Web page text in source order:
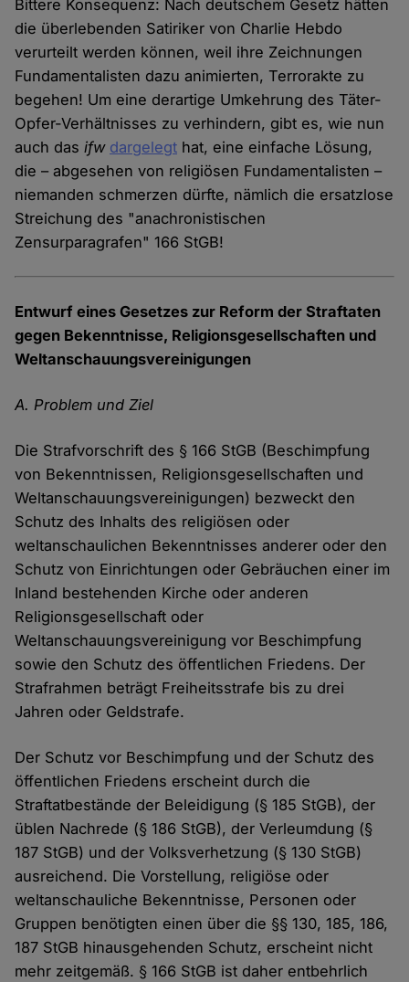
Bittere Konsequenz: Nach deutschem Gesetz hätten
die überlebenden Satiriker von Charlie Hebdo
verurteilt werden können, weil ihre Zeichnungen
Fundamentalisten dazu animierten, Terrorakte zu
begehen! Um eine derartige Umkehrung des Täter-
Opfer-Verhältnisses zu verhindern, gibt es, wie nun
auch dasifw dargelegt hat, eine einfache Lösung,
die – abgesehen von religiösen Fundamentalisten –
niemanden schmerzen dürfte, nämlich die ersatzlose
Streichung des "anachronistischen
Zensurparagrafen" 166 StGB!
Entwurf eines Gesetzes zur Reform der Straftaten
gegen Bekenntnisse, Religionsgesellschaften und
Weltanschauungsvereinigungen
A. Problem und Ziel
Die Strafvorschrift des § 166 StGB (Beschimpfung
von Bekenntnissen, Religionsgesellschaften und
Weltanschauungsvereinigungen) bezweckt den
Schutz des Inhalts des religiösen oder
weltanschaulichen Bekenntnisses anderer oder den
Schutz von Einrichtungen oder Gebräuchen einer im
Inland bestehenden Kirche oder anderen
Religionsgesellschaft oder
Weltanschauungsvereinigung vor Beschimpfung
sowie den Schutz des öffentlichen Friedens. Der
Strafrahmen beträgt Freiheitsstrafe bis zu drei
Jahren oder Geldstrafe.
Der Schutz vor Beschimpfung und der Schutz des
öffentlichen Friedens erscheint durch die
Straftatbestände der Beleidigung (§ 185 StGB), der
üblen Nachrede (§ 186 StGB), der Verleumdung (§
187 StGB) und der Volksverhetzung (§ 130 StGB)
ausreichend. Die Vorstellung, religiöse oder
weltanschauliche Bekenntnisse, Personen oder
Gruppen benötigten einen über die §§ 130, 185, 186,
187 StGB hinausgehenden Schutz, erscheint nicht
mehr zeitgemäß. § 166 StGB ist daher entbehrlich